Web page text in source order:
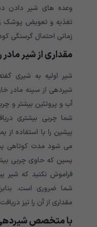
وعده های شیر دادن
تغذیه و تعویض پوشک
زمانی احتمال گرسنگی
مقداری از شیر مادر
شیر اولیه به شیری
شیردهی از سینه مادر
آب و پروتئین بیشتر و
شما چربی بیشتری
پیشین را با استفاده
می شود مدت کوتاهی پس
پسین که حاوی چربی
فراموش نکنید که شیر
شما ضروری است.
مقداری از آن را نیز
با متخصص